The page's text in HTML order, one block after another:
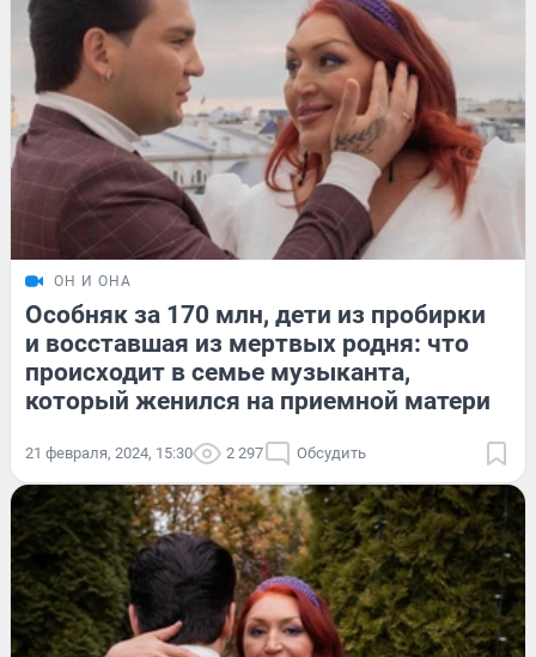
ОН И ОНА
Особняк за 170 млн, дети из пробирки
и восставшая из мертвых родня: что
происходит в семье музыканта,
который женился на приемной матери
21 февраля, 2024, 15:30 2 297 Обсудить